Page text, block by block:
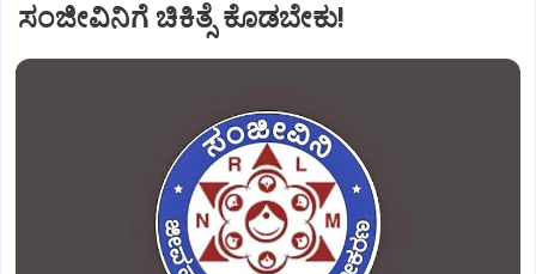
ಸಂಜೀವಿನಿಗೆ ಚಿಕಿತ್ಸೆ ಕೊಡಬೇಕು!